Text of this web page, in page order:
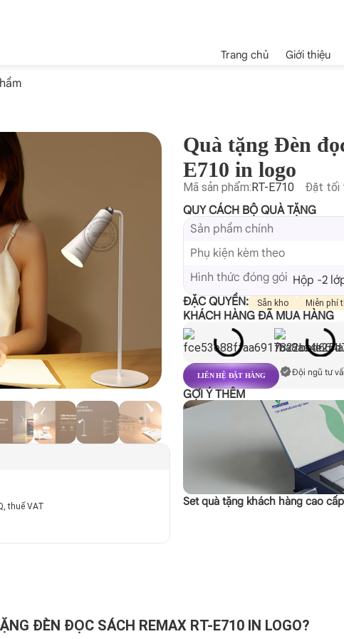
Trang chủ Giới thiệu
thuế VAT
Quà tặng Đèn
E710 in logo
Mã sản phẩm:RT-E710 Đặt tối
QUY CÁCH BỘ QUÀ TẶNG
Sản phẩm chính
Phụ kiện kèm theo
Hình thức đóng gói Hộp -2
ĐẶC QUYỀN:
Sẵn kho Miễn phí
KHÁCH HÀNG ĐÃ MUA HÀNG
LIÊN HỆ ĐẶT HÀNG Đội ngũ tư
GỢI Ý THÊM
Set quà tặng khách hàng cao
ĐÈN ĐỌC SÁCH REMAX RT-E710 IN LOGO?